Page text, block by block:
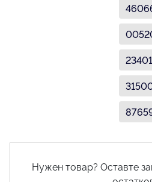
Нужен товар? Оставте